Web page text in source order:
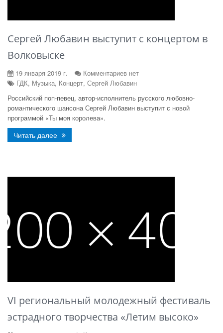
Сергей Любавин выступит с концертом в
Волковыске
19 января 2019 г.
Комментариев нет
ГДК, Музыка, Концерт, Сергей Любавин
Российский поп-певец, автор-исполнитель русского любовно-
романтического шансона Сергей Любавин выступит с новой
программой «Ты моя королева».
Читать далее
VI региональный молодежный фестиваль
эстрадного творчества «Летим высоко»